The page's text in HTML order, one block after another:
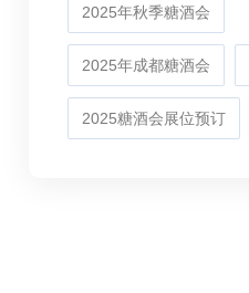
2025年秋季糖酒会
2025年成都糖酒会
2025糖酒会展位预订